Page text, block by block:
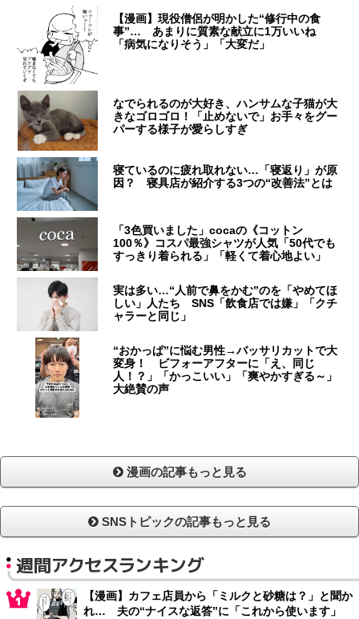
【漫画】現役僧侶が明かした“修行中の食
事”… あまりに質素な献立に1万いいね
「病気になりそう」「大変だ」
なでられるのが大好き、ハンサムな子猫が大
きなゴロゴロ！「止めないで」お手々をグー
パーする様子が愛らしすぎ
寝ているのに疲れ取れない…「寝返り」が原
因？ 寝具店が紹介する3つの“改善法”とは
「3色買いました」cocaの《コットン
100％》コスパ最強シャツが人気「50代でも
すっきり着られる」「軽くて着心地よい」
実は多い…“人前で鼻をかむ”のを「やめてほ
しい」人たち SNS「飲食店では嫌」「クチ
ャラーと同じ」
“おかっぱ”に悩む男性→バッサリカットで大
変身！ ビフォーアフターに「え、同じ
人！？」「かっこいい」「爽やかすぎる～」
大絶賛の声
漫画の記事もっと見る
SNSトピックの記事もっと見る
週間アクセスランキング
【漫画】カフェ店員から「ミルクと砂糖は？」と聞か
れ… 夫の“ナイスな返答”に「これから使います」